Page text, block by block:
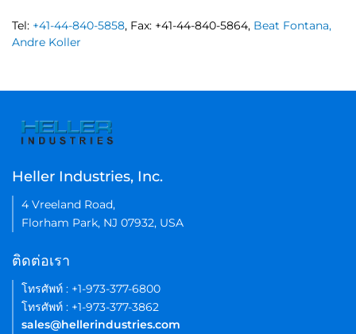
Tel: +41-44-840-5858, Fax: +41-44-840-5864, Beat Fontana,
Andre Koller
Heller Industries, Inc.
4 Vreeland Road,
Florham Park, NJ 07932, USA
ติดต่อเรา
โทรศัพท์ : +1-973-377-6800
โทรศัพท์ : +1-973-377-3862
sales@hellerindustries.com